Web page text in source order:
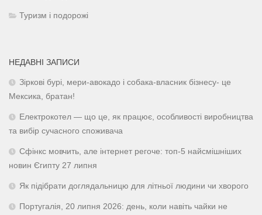
Туризм і подорожі
НЕДАВНІ ЗАПИСИ
Зіркові бурі, мери-авокадо і собака-власник бізнесу- це
Мексика, братан!
Електрокотел — що це, як працює, особливості виробництва
та вибір сучасного споживача
Сфінкс мовчить, але інтернет регоче: топ-5 найсмішніших
новин Єгипту 27 липня
Як підібрати доглядальницю для літньої людини чи хворого
Португалія, 20 липня 2026: день, коли навіть чайки не